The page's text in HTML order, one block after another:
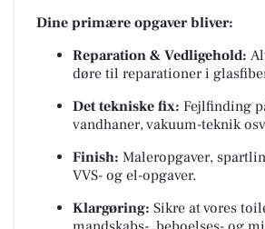
Dine primære opgaver bliver:
Reparation & Vedligehold:
døre til reparationer i
Det tekniske fix: Fejlfinding
vandhaner, vakuum-teknik
Finish: Maleropgaver,
VVS- og el-opgaver.
Klargøring: Sikre at vores